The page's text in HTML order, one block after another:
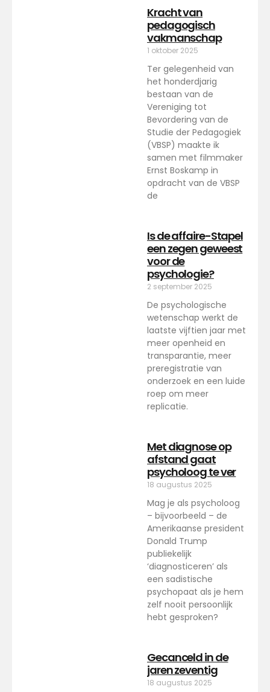
Kracht van
pedagogisch
vakmanschap
1 oktober 2025
Ter gelegenheid van
het honderdjarig
bestaan van de
Vereniging tot
Bevordering van de
Studie der Pedagogiek
(VBSP) maakte ik
samen met filmmaker
Ernst Boskamp in
opdracht van de VBSP
de
Is de affaire-Stapel
een zegen geweest
voor de
psychologie?
2 september 2025
De psychologische
wetenschap werkt de
laatste vijftien jaar met
meer openheid en
transparantie, meer
preregistratie van
onderzoek en een luide
roep om meer
replicatie.
Met diagnose op
afstand gaat
psycholoog te ver
18 augustus 2025
Mag je als psycholoog
– bijvoorbeeld – de
Amerikaanse president
Donald Trump
publiekelijk
‘diagnosticeren’ als
een sadistische
psychopaat als je hem
zelf nooit persoonlijk
hebt gesproken?
Gecanceld in de
jaren zeventig
18 augustus 2025